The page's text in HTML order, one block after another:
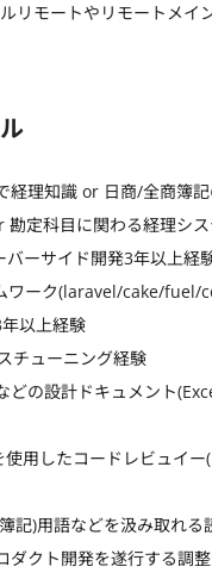
リモートやリモートメイ
経理知識 or 日商/全商簿
勘定科目に関わる経理シ
バーサイド開発3年以上経
ワーク(laravel/cake/
以上経験
チューニング経験
どの設計ドキュメント
用したコードレビュイー
記)用語などを汲み取れる
ダクト開発を遂行する調